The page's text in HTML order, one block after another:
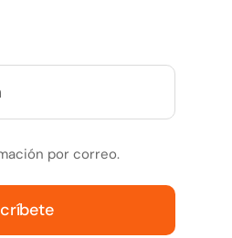
por correo.